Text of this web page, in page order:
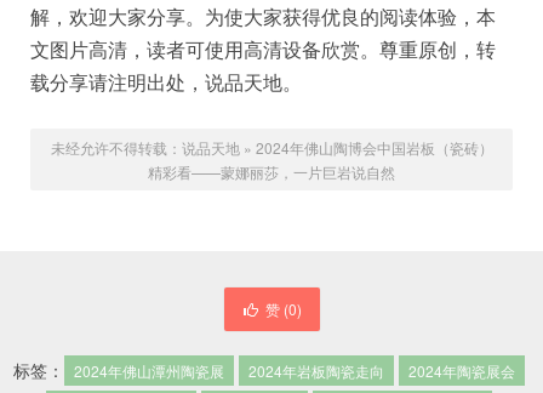
解，欢迎大家分享。为使大家获得优良的阅读体验，本
文图片高清，读者可使用高清设备欣赏。尊重原创，转
载分享请注明出处，说品天地。
未经允许不得转载： 说品天地» 2024年佛山陶博会中国岩板（瓷砖）
精彩看——蒙娜丽莎，一片巨岩说自然
赞 (0)
标签： 2024年佛山潭州陶瓷展 2024年岩板陶瓷走向
2024年陶瓷展会